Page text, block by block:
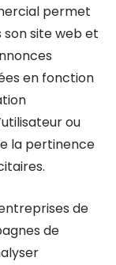
permet
site web et
en fonction
ou
la pertinence
de
de